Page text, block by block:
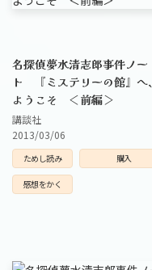
名探偵夢水清志郎事件ノー
ト 『ミステリーの館』へ、
ようこそ ＜前編＞
講談社
2013/03/06
ためし読み 購入
感想をかく